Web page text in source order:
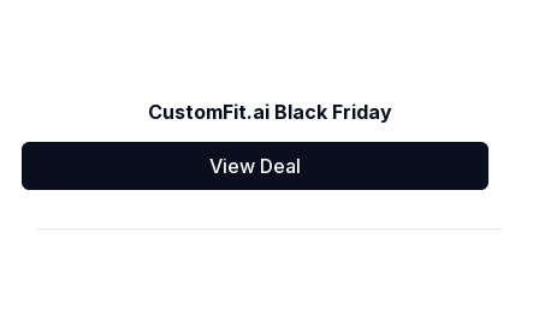
CustomFit.ai Black Friday
View Deal